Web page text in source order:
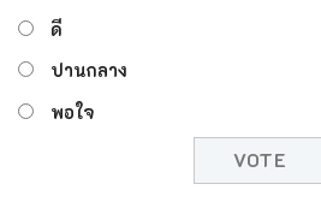
ดี
ปานกลาง
พอใจ